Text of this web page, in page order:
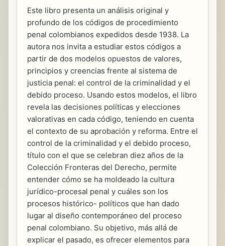
Este libro presenta un análisis original y
profundo de los códigos de procedimiento
penal colombianos expedidos desde 1938. La
autora nos invita a estudiar estos códigos a
partir de dos modelos opuestos de valores,
principios y creencias frente al sistema de
justicia penal: el control de la criminalidad y el
debido proceso. Usando estos modelos, el libro
revela las decisiones políticas y elecciones
valorativas en cada código, teniendo en cuenta
el contexto de su aprobación y reforma. Entre el
control de la criminalidad y el debido proceso,
título con el que se celebran diez años de la
Colección Fronteras del Derecho, permite
entender cómo se ha moldeado la cultura
jurídico-procesal penal y cuáles son los
procesos histórico- políticos que han dado
lugar al diseño contemporáneo del proceso
penal colombiano. Su objetivo, más allá de
explicar el pasado, es ofrecer elementos para